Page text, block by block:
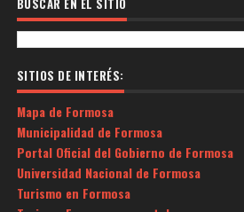
SITIOS DE INTERÉS:
Mapa de Formosa
Municipalidad de Formosa
Portal Oficial del Gobierno de Formosa
Universidad Nacional de Formosa
Turismo en Formosa